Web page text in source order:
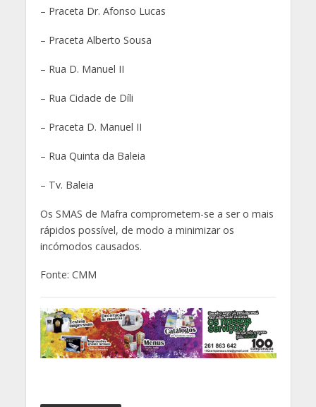
– Praceta Dr. Afonso Lucas
– Praceta Alberto Sousa
– Rua D. Manuel II
– Rua Cidade de Díli
– Praceta D. Manuel II
– Rua Quinta da Baleia
– Tv. Baleia
Os SMAS de Mafra comprometem-se a ser o mais
rápidos possível, de modo a minimizar os
incómodos causados.
Fonte: CMM